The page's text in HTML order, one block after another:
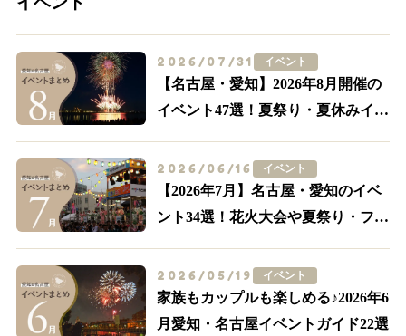
2026/07/31 イベント
【名古屋・愛知】2026年8月開催の
イベント47選！夏祭り・夏休みイベ
2026/06/16 イベント
【2026年7月】名古屋・愛知のイベ
ント34選！花火大会や夏祭り・フー
2026/05/19 イベント
家族もカップルも楽しめる♪2026年6
月愛知・名古屋イベントガイド22選